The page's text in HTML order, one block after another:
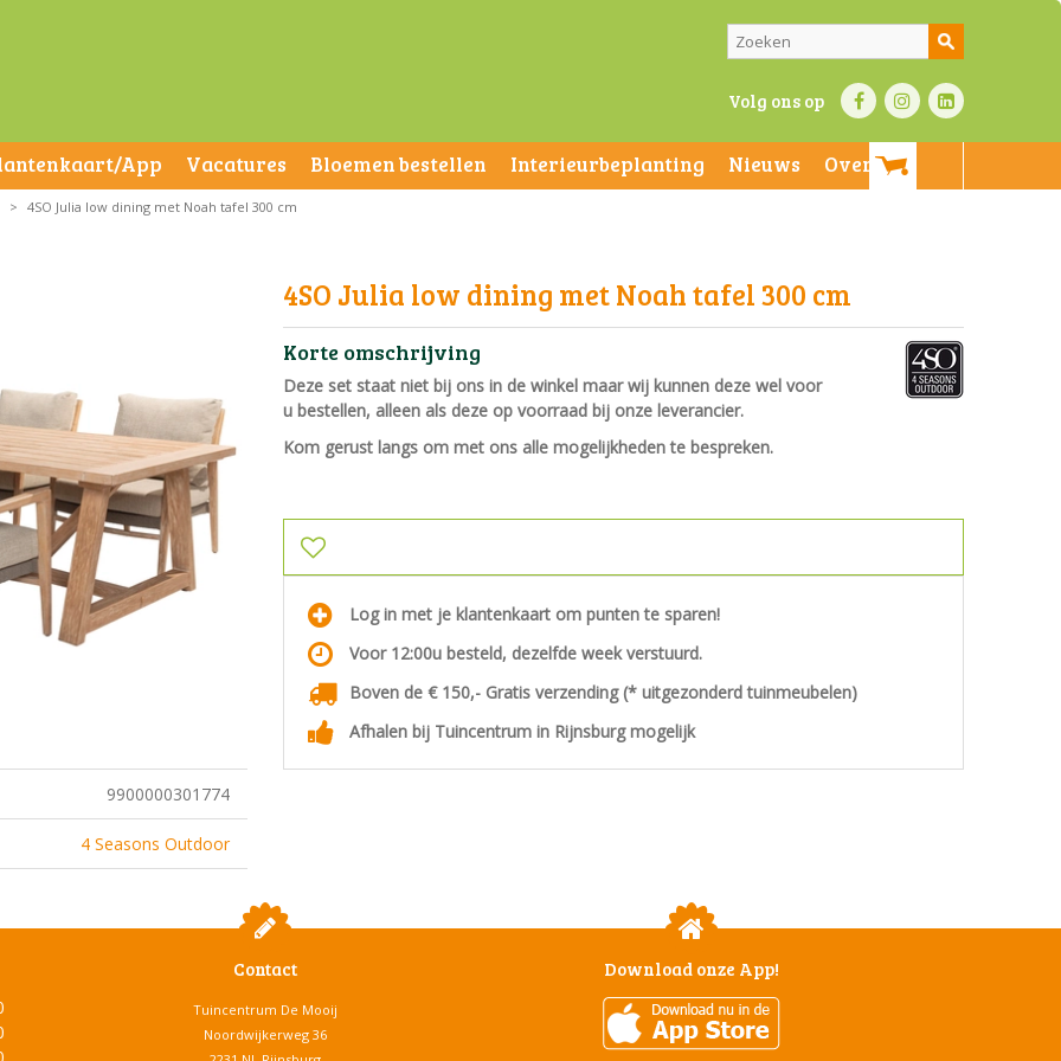
Volg ons op
App Vacatures Bloemen bestellen Interieurbeplanting Nieuws
Over ons
> 4SO Julia low dining met Noah tafel 300 cm
4SO Julia low dining met Noah tafel 300 cm
Korte omschrijving
Deze set staat niet bij ons in de winkel maar wij kunnen deze wel voor
u bestellen, alleen als deze op voorraad bij onze leverancier.
Kom gerust langs om met ons alle mogelijkheden te bespreken.
Log in met je klantenkaart om punten te sparen!
Voor 12:00u besteld, dezelfde week verstuurd.
Boven de € 150,- Gratis verzending (* uitgezonderd tuinmeubelen)
Afhalen bij Tuincentrum in Rijnsburg mogelijk
9900000301774
4 Seasons Outdoor
Contact
Tuincentrum De Mooij
Noordwijkerweg 36
Download onze App!